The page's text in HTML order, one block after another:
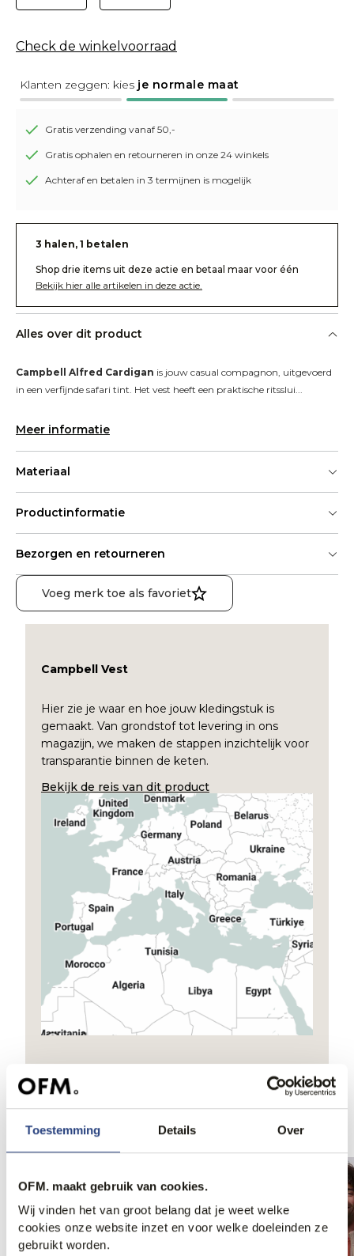
Toestemming Details Over
OFM. maakt gebruik van cookies.
Wij vinden het van groot belang dat je weet welke
cookies onze website inzet en voor welke doeleinden ze
gebruikt worden.
Check de winkelvoorraad
Klanten zeggen: kies je normale maat
Gratis verzending vanaf 50,-
Gratis ophalen en retourneren in onze 24 winkels
Achteraf en betalen in 3 termijnen is mogelijk
3 halen, 1 betalen
Shop drie items uit deze actie en betaal maar voor één
Bekijk hier alle artikelen in deze actie.
Alles over dit product
Campbell Alfred Cardigan is jouw casual compagnon, uitgevoerd
in een verfijnde safari tint. Het vest heeft een praktische ritsslui...
Meer informatie
Materiaal
Productinformatie
Bezorgen en retourneren
Voeg merk toe als favoriet
Campbell Vest
Hier zie je waar en hoe jouw kledingstuk is
gemaakt. Van grondstof tot levering in ons
magazijn, we maken de stappen inzichtelijk voor
transparantie binnen de keten.
Bekijk de reis van dit product